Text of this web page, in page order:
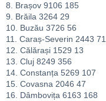
8. Brașov 9106 185
9. Brăila 3264 29
10. Buzău 3726 56
11. Caraș-Severin 2443 71
12. Călărași 1529 13
13. Cluj 8249 356
14. Constanța 5269 107
15. Covasna 2046 47
16. Dâmbovița 6163 168